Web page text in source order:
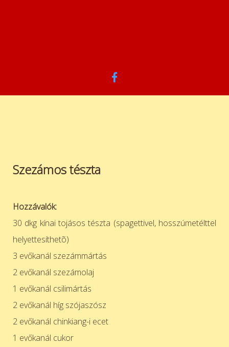
Szezámos tészta
Hozzávalók:
30 dkg kínai tojásos tészta (spagettivel, hosszúmetélttel
helyettesíthetõ)
3 evőkanál szezámmártás
2 evőkanál szezámolaj
1 evőkanál csilimártás
2 evőkanál híg szójaszósz
2 evőkanál chinkiang-i ecet
1 evőkanál cukor